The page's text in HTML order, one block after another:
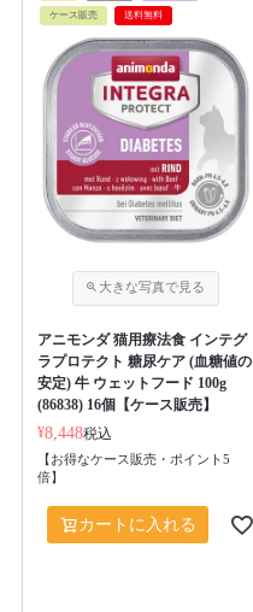
ケース販売 送料無料
アニモンダ 猫用療法食 インテグ
ラプロテクト 糖尿ケア (血糖値の
安定) 牛 ウェットフード 100g
(86838) 16個【ケース販売】
¥8,448税込
【お得なケース販売・ポイント5
倍】
カートに入れる